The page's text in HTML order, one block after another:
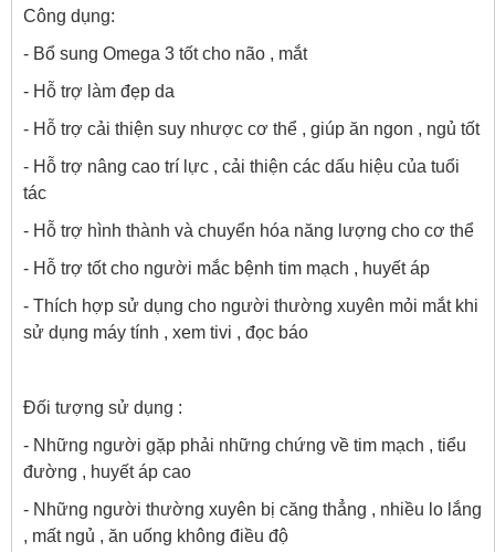
Công dụng:
- Bổ sung Omega 3 tốt cho não , mắt
- Hỗ trợ làm đẹp da
- Hỗ trợ cải thiện suy nhược cơ thể , giúp ăn ngon , ngủ tốt
- Hỗ trợ nâng cao trí lực , cải thiện các dấu hiệu của tuổi
tác
- Hỗ trợ hình thành và chuyển hóa năng lượng cho cơ thể
- Hỗ trợ tốt cho người mắc bệnh tim mạch , huyết áp
- Thích hợp sử dụng cho người thường xuyên mỏi mắt khi
sử dụng máy tính , xem tivi , đọc báo
Đối tượng sử dụng :
- Những người gặp phải những chứng về tim mạch , tiểu
đường , huyết áp cao
- Những người thường xuyên bị căng thẳng , nhiều lo lắng
, mất ngủ , ăn uống không điều độ